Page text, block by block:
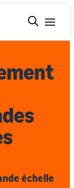
échelle